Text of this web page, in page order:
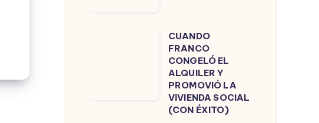
CUANDO
FRANCO
CONGELÓ EL
ALQUILER Y
PROMOVIÓ LA
VIVIENDA SOCIAL
(CON ÉXITO)